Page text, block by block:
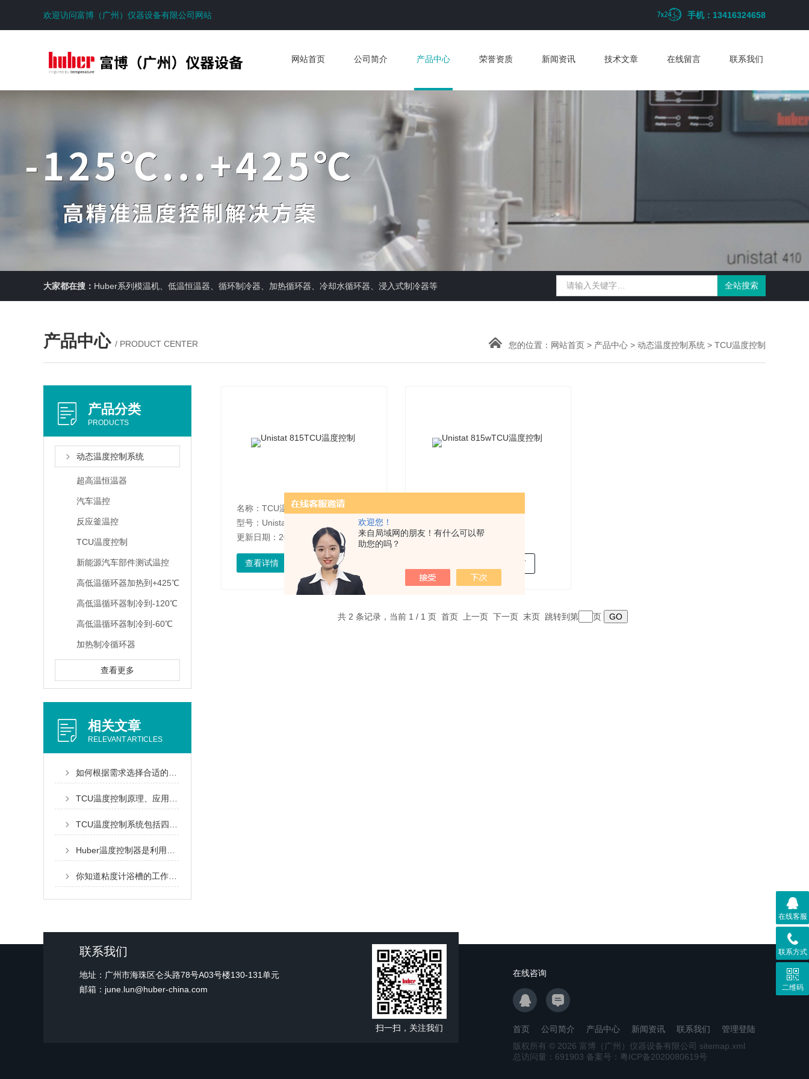
欢迎您！
来自局域网的朋友！有什么可以帮
助您的吗？
欢迎访问富博（广州）仪器设备有限公司网站 手机：13416324658
网站首页 公司简介 产品中心 荣誉资质 新闻资讯 技术文章 在线留言 联系我们
大家都在搜： Huber系列模温机、低温恒温器、循环制冷器、加热循环器、冷却水循环器、浸入式制冷器等
产品中心 / PRODUCT CENTER 您的位置： 网站首页 > 产品中心 > 动态温度控制系统 > TCU温度控制
产品分类
PRODUCTS
动态温度控制系统
超高温恒温器
汽车温控
反应釜温控
TCU温度控制
新能源汽车部件测试温控
高低温循环器加热到+425℃
高低温循环器制冷到-120℃
高低温循环器制冷到-60℃
加热制冷循环器
查看更多
相关文章
RELEVANT ARTICLES
名称：TCU温度控制
型号：Unistat 815
更新日期：2025-06-25
查看详情 在线留言
更新日期：2025-06-25
在线留言
共 2 条记录，当前 1 / 1 页 首页 上一页 下一页 末页 跳转到第 页
联系我们
地址：广州市海珠区仑头路78号A03号楼130-131单元
邮箱：june.lun@huber-china.com
扫一扫，关注我们
在线咨询
首页 公司简介 产品中心 新闻资讯 联系我们
管理登陆
版权所有 © 2026 富博（广州）仪器设备有限公司 sitemap.xml
总访问量： 691903 备案号：粤ICP备2020080619号
在线客服
联系方式
二维码